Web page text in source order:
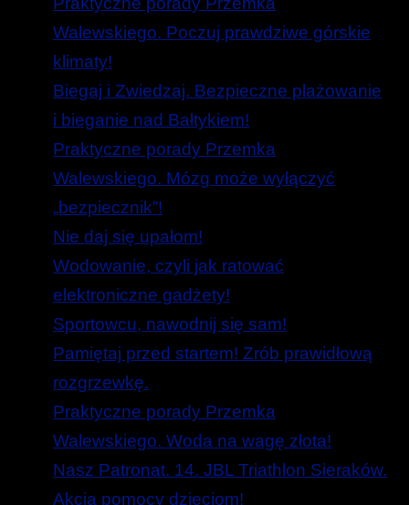
Walewskiego. Poczuj prawdziwe górskie
klimaty!
Biegaj i Zwiedzaj. Bezpieczne plażowanie
i bieganie nad Bałtykiem!
Praktyczne porady Przemka
Walewskiego. Mózg może wyłączyć
„bezpiecznik”!
Nie daj się upałom!
Wodowanie, czyli jak ratować
elektroniczne gadżety!
Sportowcu, nawodnij się sam!
Pamiętaj przed startem! Zrób prawidłową
rozgrzewkę.
Praktyczne porady Przemka
Walewskiego. Woda na wagę złota!
Nasz Patronat. 14. JBL Triathlon Sieraków.
Akcja pomocy dzieciom!